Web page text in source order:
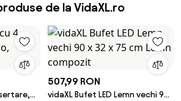
de la VidaXL.ro
507,99 RON
vidaXL Bufet LED Lemn vechi 90